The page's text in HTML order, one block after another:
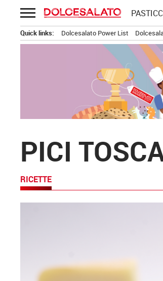
Passa
al
contenuto
Quick links: Dolcesalato Power List
PICI
RICETTE